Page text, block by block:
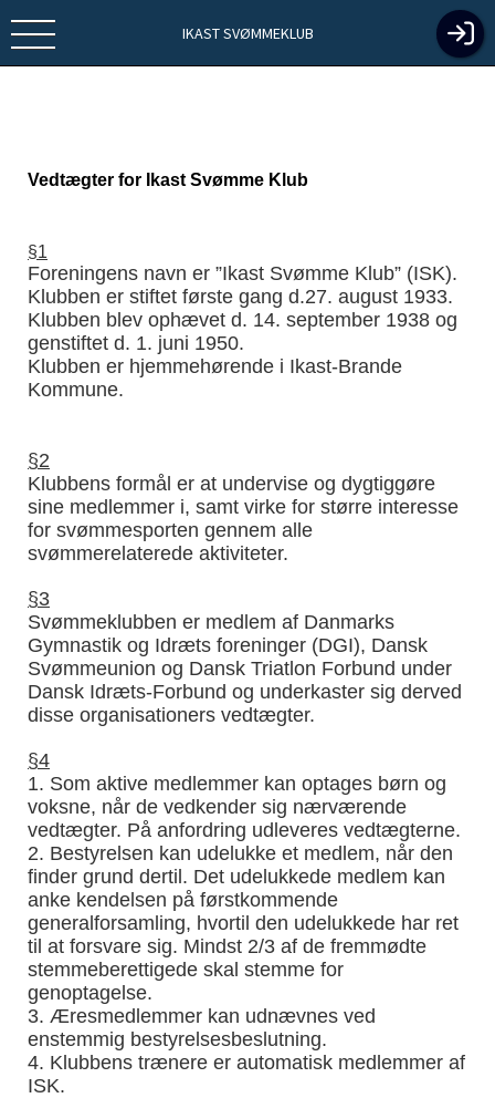
IKAST SVØMMEKLUB
Vedtægter for Ikast Svømme Klub
§1
Foreningens navn er ”Ikast Svømme Klub” (ISK).
Klubben er stiftet første gang d.27. august 1933.
Klubben blev ophævet d. 14. september 1938 og
genstiftet d. 1. juni 1950.
Klubben er hjemmehørende i Ikast-Brande
Kommune.
§2
Klubbens formål er at undervise og dygtiggøre
sine medlemmer i, samt virke for større interesse
for svømmesporten gennem alle
svømmerelaterede aktiviteter.
§3
Svømmeklubben er medlem af Danmarks
Gymnastik og Idræts foreninger (DGI), Dansk
Svømmeunion og Dansk Triatlon Forbund under
Dansk Idræts-Forbund og underkaster sig derved
disse organisationers vedtægter.
§4
1. Som aktive medlemmer kan optages børn og
voksne, når de vedkender sig nærværende
vedtægter. På anfordring udleveres vedtægterne.
2. Bestyrelsen kan udelukke et medlem, når den
finder grund dertil. Det udelukkede medlem kan
anke kendelsen på førstkommende
generalforsamling, hvortil den udelukkede har ret
til at forsvare sig. Mindst 2/3 af de fremmødte
stemmeberettigede skal stemme for
genoptagelse.
3. Æresmedlemmer kan udnævnes ved
enstemmig bestyrelsesbeslutning.
4. Klubbens trænere er automatisk medlemmer af
ISK.